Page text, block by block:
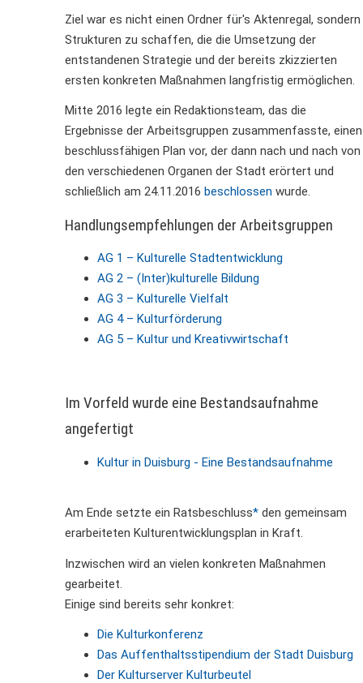
Ziel war es nicht einen Ordner für's Aktenregal, sondern
Strukturen zu schaffen, die die Umsetzung der
entstandenen Strategie und der bereits zkizzierten
ersten konkreten Maßnahmen langfristig ermöglichen.
Mitte 2016 legte ein Redaktionsteam, das die
Ergebnisse der Arbeitsgruppen zusammenfasste, einen
beschlussfähigen Plan vor, der dann nach und nach von
den verschiedenen Organen der Stadt erörtert und
schließlich am 24.11.2016 beschlossen wurde.
Handlungsempfehlungen der Arbeitsgruppen
AG 1 – Kulturelle Stadtentwicklung
AG 2 – (Inter)kulturelle Bildung
AG 3 – Kulturelle Vielfalt
AG 4 – Kulturförderung
AG 5 – Kultur und Kreativwirtschaft
Im Vorfeld wurde eine Bestandsaufnahme
angefertigt
Kultur in Duisburg - Eine Bestandsaufnahme
Am Ende setzte ein Ratsbeschluss* den gemeinsam
erarbeiteten Kulturentwicklungsplan in Kraft.
Inzwischen wird an vielen konkreten Maßnahmen
gearbeitet.
Einige sind bereits sehr konkret:
Die Kulturkonferenz
Das Auffenthaltsstipendium der Stadt Duisburg
Der Kulturserver Kulturbeutel